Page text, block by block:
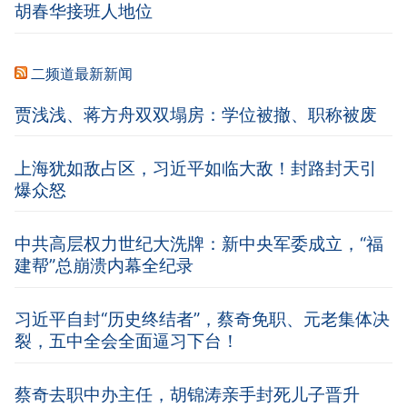
胡春华接班人地位
二频道最新新闻
贾浅浅、蒋方舟双双塌房：学位被撤、职称被废
上海犹如敌占区，习近平如临大敌！封路封天引
爆众怒
中共高层权力世纪大洗牌：新中央军委成立，“福
建帮”总崩溃内幕全纪录
习近平自封“历史终结者”，蔡奇免职、元老集体决
裂，五中全会全面逼习下台！
蔡奇去职中办主任，胡锦涛亲手封死儿子晋升